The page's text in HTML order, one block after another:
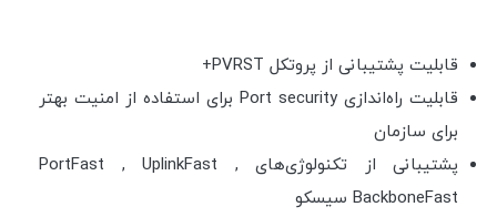
قابلیت پشتیبانی از پروتکل PVRST+
قابلیت راه‌اندازی Port security برای استفاده از امنیت بهتر
برای سازمان
پشتیبانی از تکنولوژی‌های PortFast , UplinkFast ,
BackboneFast سیسکو